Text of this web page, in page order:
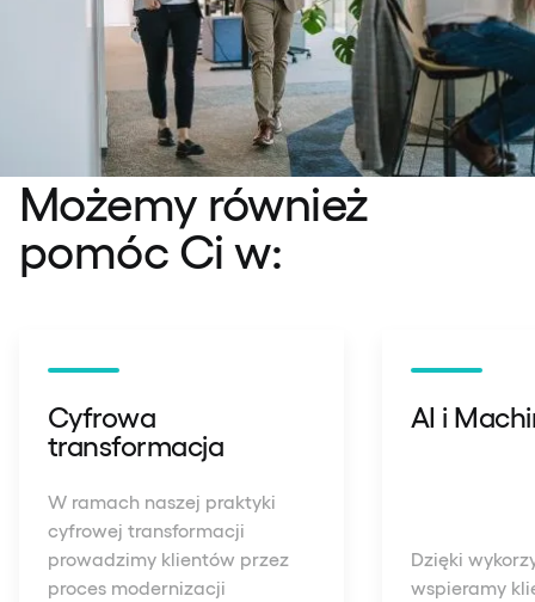
Możemy również
pomóc Ci w:
Cyfrowa
transformacja
W ramach naszej praktyki
cyfrowej transformacji
prowadzimy klientów przez
proces modernizacji
AI i
Dzięki
wspieramy